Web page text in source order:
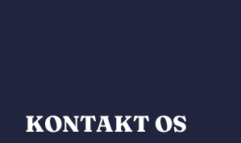
KONTAKT OS